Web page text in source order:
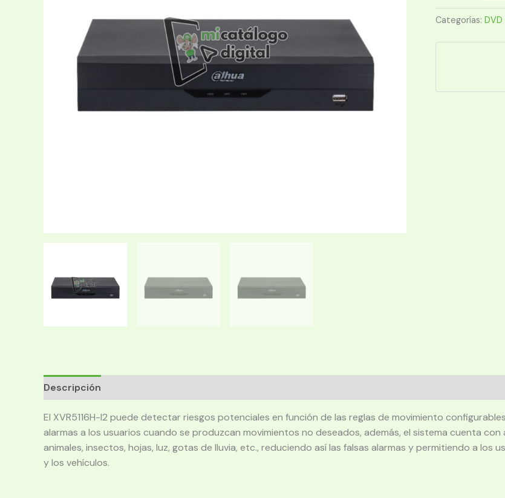
WIZ
1HDD
Categorías: DVD
Descripción
El XVR5116H-I2 puede detectar riesgos potenciales en función de las reglas de movimiento
alarmas a los usuarios cuando se produzcan movimientos no deseados, además, el sistema cuenta
animales, insectos, hojas, luz, gotas de lluvia, etc., reduciendo así las falsas alarmas y permitiendo a los
y los vehículos.